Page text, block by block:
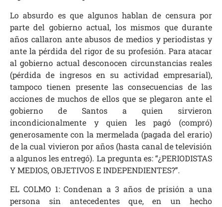
Lo absurdo es que algunos hablan de censura por
parte del gobierno actual, los mismos que durante
años callaron ante abusos de medios y periodistas y
ante la pérdida del rigor de su profesión. Para atacar
al gobierno actual desconocen circunstancias reales
(pérdida de ingresos en su actividad empresarial),
tampoco tienen presente las consecuencias de las
acciones de muchos de ellos que se plegaron ante el
gobierno de Santos a quien sirvieron
incondicionalmente y quien les pagó (compró)
generosamente con la mermelada (pagada del erario)
de la cual vivieron por años (hasta canal de televisión
a algunos les entregó). La pregunta es: “¿PERIODISTAS
Y MEDIOS, OBJETIVOS E INDEPENDIENTES?”.
EL COLMO 1: Condenan a 3 años de prisión a una
persona sin antecedentes que, en un hecho